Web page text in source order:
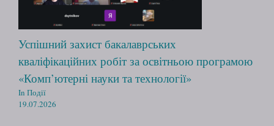
Успішний захист бакалаврських
кваліфікаційних робіт за освітньою програмою
«Комп’ютерні науки та технології»
In Події
19.07.2026